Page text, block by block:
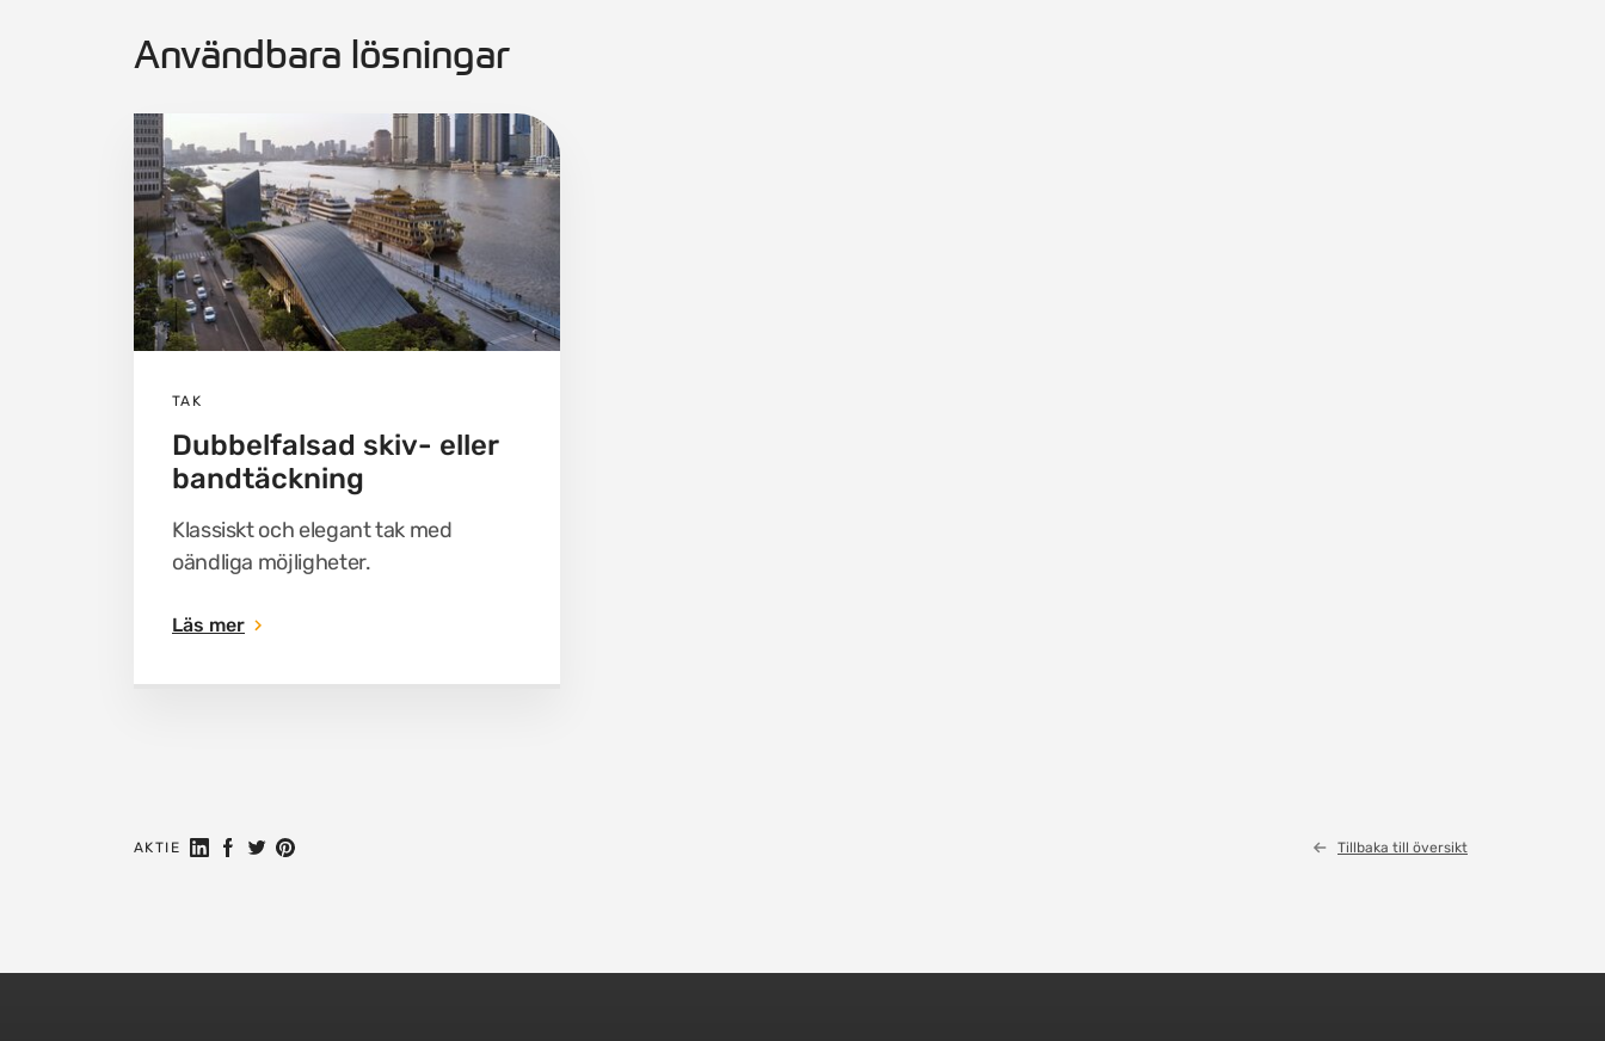
Användbara lösningar
TAK
Dubbelfalsad skiv- eller
bandtäckning
Klassiskt och elegant tak med
oändliga möjligheter.
Läs mer
AKTIE Dela på Linkedin
Dela på Facebook
Dela på Twitter
Dela på Pinterest Tillbaka till översikt